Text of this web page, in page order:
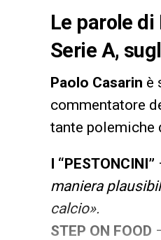
Le parole
Serie A,
Paolo Casarin è
commentatore
tante polemiche
I “PESTONCINI”
maniera
calcio».
STEP ON FOOD